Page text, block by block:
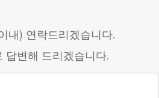
내) 연락드리겠습니다.
답변해 드리겠습니다.